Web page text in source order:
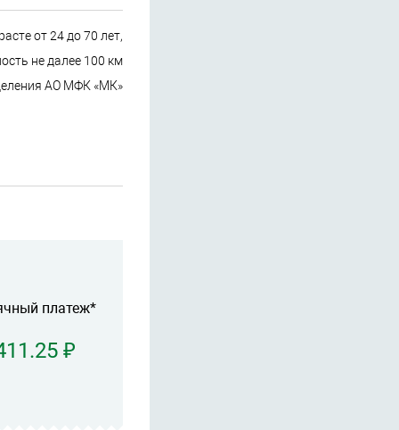
от 24 до 70 лет,
не далее 100 км
АО МФК «МК»
платеж*
₽